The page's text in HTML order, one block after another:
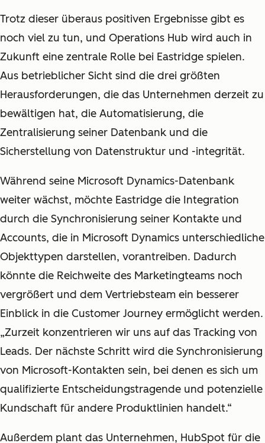
Trotz dieser überaus positiven Ergebnisse gibt es
noch viel zu tun, und Operations Hub wird auch in
Zukunft eine zentrale Rolle bei Eastridge spielen.
Aus betrieblicher Sicht sind die drei größten
Herausforderungen, die das Unternehmen derzeit zu
bewältigen hat, die Automatisierung, die
Zentralisierung seiner Datenbank und die
Sicherstellung von Datenstruktur und -integrität.
Während seine Microsoft Dynamics-Datenbank
weiter wächst, möchte Eastridge die Integration
durch die Synchronisierung seiner Kontakte und
Accounts, die in Microsoft Dynamics unterschiedliche
Objekttypen darstellen, vorantreiben. Dadurch
könnte die Reichweite des Marketingteams noch
vergrößert und dem Vertriebsteam ein besserer
Einblick in die Customer Journey ermöglicht werden.
„Zurzeit konzentrieren wir uns auf das Tracking von
Leads. Der nächste Schritt wird die Synchronisierung
von Microsoft-Kontakten sein, bei denen es sich um
qualifizierte Entscheidungstragende und potenzielle
Kundschaft für andere Produktlinien handelt.“
Außerdem plant das Unternehmen, HubSpot für die